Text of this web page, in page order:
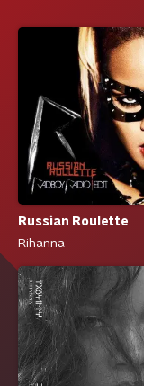
Russian Roulette
Rihanna